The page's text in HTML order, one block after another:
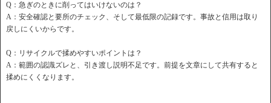
Q：急ぎのときに削ってはいけないのは？
A：安全確認と要所のチェック、そして最低限の記録です。事故と信用は取り
戻しにくいからです。
Q：リサイクルで揉めやすいポイントは？
A：範囲の認識ズレと、引き渡し説明不足です。前提を文章にして共有すると
揉めにくくなります。